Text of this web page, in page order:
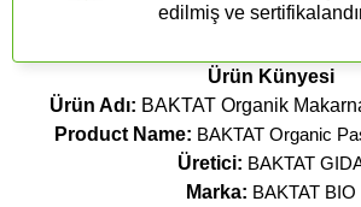
edilmiş ve
Ürün Künyesi
Ürün Adı: BAKTAT Organik
Product Name: BAKTAT Organic
Üretici: BAKTAT
Marka: BAKTAT BIO